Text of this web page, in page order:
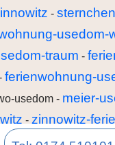
-
usedom-
traum -
ferienwohnung-
usedom - meier-
- zinnowitz-
- luck-fewo-